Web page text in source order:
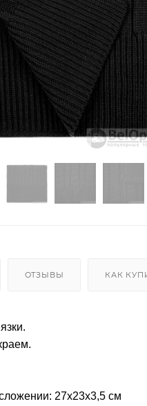
ОТЗЫВЫ КАК
27x23x3,5 см